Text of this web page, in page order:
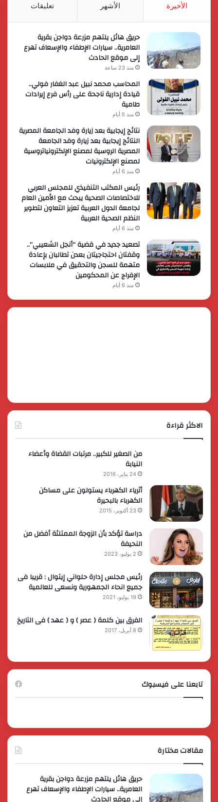
الأخيرة الأشهر تعليقات
حريق هائل يلتهم مزرعة دواجن بقرية
العامرية.. سيارات الإطفاء والإسعاف تهرع
إلى موقع الحادث
منذ 23 ساعة
المحاسب محمد نبيل عبد الغفار فولي..
قيادة إدارية ناجحة على رأس فرع إيرادات
طامية
منذ 5 أيام
نتائج إيجابية بعد زيارة وفد الجامعة المصرية
النتائج إيجابية بعد زيارة وفد الجامعة
المصرية الروسية لمصنع الإلكترونياتروسية
لمصنع الإلكترونيات
منذ 6 أيام
رئيس المكتب التنفيذي للمجلس العربي
للاختصاصات الصحية يبحث مع الأمين العام
لجامعة الدول العربية تعزيز التعاون لتطوير
النظم الصحية العربية
منذ 6 أيام
تصعيد جديد في قضية “أنجل الشعيبي”..
وقفتان احتجاجيتان بعدن تطالبان بإعادة
متهمة للسجن والتحقيق في ملابسات
الإفراج عن المحكومين
منذ 6 أيام
الاكثر قراءة
من الصغير للكبير.. مرتبات القضاة وأعضاء
النيابة
24 يناير، 2016
أثرياء الكهرباء يستولون على مساكن
الكهرباء بالبحيرة
23 أكتوبر، 2015
دراسة تؤكد بأن الزوجة الممتلئة أفضل من
النحيفة
2 يوليو، 2023
رئيس مجلس إدارة حلواني إيتوال : قريبا فى
جميع انحاء الجمهورية ونسعى للعالمية
19 يوليو، 2021
الفرق بين كلمة ( عصر ) و ( عهد ) فى التاريخ
8 أبريل، 2017
تابعنا على فيسبوك
مقالات مختارة
حريق هائل يلتهم مزرعة دواجن بقرية
العامرية.. سيارات الإطفاء والإسعاف تهرع